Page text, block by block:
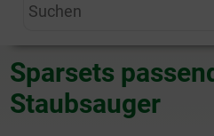
Sparsets
Staubsauger